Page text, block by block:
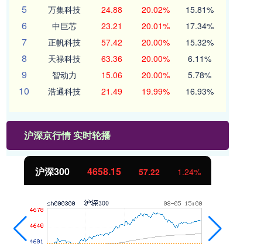
5 万集科技 24.88 20.02% 15.81%
6 中巨芯 23.21 20.01% 17.34%
7 正帆科技 57.42 20.00% 15.32%
8 天禄科技 63.36 20.00% 6.11%
9 智动力 15.06 20.00% 5.78%
10 浩通科技 21.49 19.99% 16.93%
沪深京行情 实时轮播
北证50 1119.46 25.97 2.38%